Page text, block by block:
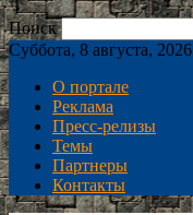
Поиск
Суббота, 8 августа, 2026
О портале
Реклама
Пресс-релизы
Темы
Партнеры
Контакты